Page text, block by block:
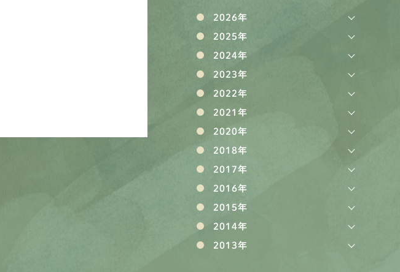
2026年
2025年
2024年
2023年
2022年
2021年
2020年
2018年
2017年
2016年
2015年
2014年
2013年